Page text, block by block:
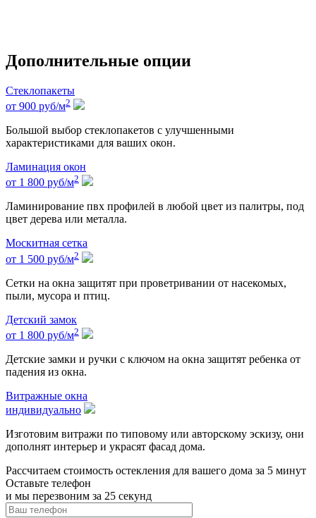
Дополнительные опции
Стеклопакеты
от 900 руб/м2
Большой выбор стеклопакетов с улучшенными
характеристиками для ваших окон.
Ламинация окон
от 1 800 руб/м2
Ламинирование пвх профилей в любой цвет из палитры, под
цвет дерева или металла.
Москитная сетка
от 1 500 руб/м2
Сетки на окна защитят при проветривании от насекомых,
пыли, мусора и птиц.
Детский замок
от 1 800 руб/м2
Детские замки и ручки с ключом на окна защитят ребенка от
падения из окна.
Витражные окна
индивидуально
Изготовим витражи по типовому или авторскому эскизу, они
дополнят интерьер и украсят фасад дома.
Рассчитаем стоимость остекления для вашего дома за 5 минут
Оставьте телефон
и мы перезвоним за 25 секунд